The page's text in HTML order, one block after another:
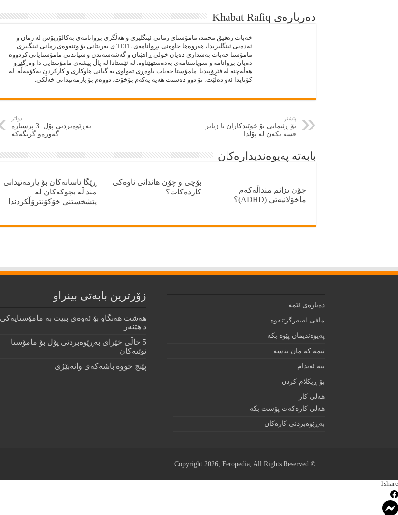
دەربارەى Khabat Rafiq
خه‌بات ره‌فيق محمد، مامۆستاى زمانى ئينگليزى و هه‌ڵگرى بڕوانامه‌ى به‌كالۆريۆس له‌ زمان و
ئه‌ده‌بى ئينگليزيدا، هه‌روه‌ها خاوه‌نى بڕوانامه‌ى TEFL ى به‌ريتانى بۆ وتنه‌وه‌ى زمانى ئينگليزى.
مامۆستا خه‌بات به‌شدارى ده‌يان خولى ڕاهێنان و گه‌شه‌سه‌ندن و شياندنى مامۆستايانى كردووه‌
ده‌يان بڕوانامه‌ و سوپاسنامه‌ى به‌ده‌ستهێناوه‌. له‌ ئێستادا له‌ پاڵ پيشه‌ى مامۆستايى دا وه‌رگێڕو
هه‌ڵه‌چنه‌ له‌ فێرۆپيديا. مامۆستا خه‌بات باوه‌ڕى ته‌واوى به‌ گيانى هاوكارى و كاركردن به‌كۆمه‌ڵه‌. له‌
كۆتايدا ئه‌و ده‌ڵێت: تۆ دوو ده‌ستت هه‌يه‌ يه‌كه‌م بۆخۆت، دووه‌م بۆ يارمه‌تيدانى خه‌ڵكى.
پێشتر
نۆ ڕێنمايى بۆ خوێندکاران تا زیاتر
قسە بکەن لە پۆلدا
دواتر
به‌ڕێوه‌بردنی پۆل: 3 پرسیاره‌
گه‌وره‌و گرنگه‌كه
بابەتە پەيوەنديدارەكان
چۆن بزانم منداڵەکەم
ماخۆلانیەتی (ADHD)؟
بۆچى و چۆن هاندانى ناوه‌كى
كارده‌كات؟
ڕێگا ئاسانەکان بۆ یارمەتیدانی
منداڵە بچوکەکان لە
پێشخستنی خۆکۆنترۆڵکردندا
دەبارەى ئێمە
مافى لەبەرگرتنەوە
په‌يوه‌نديمان پێوه‌ بكه‌‌
تيمه كه مان بناسه
ببه‌ ئه‌ندام
بۆ ڕيكلام كردن
هه‌لی كار
هەلی کارەکەت پۆست بکە
به‌ڕێوه‌بردنى كاره‌كان
زۆرترين بابه‌تى بينراو
هەشت هەنگاو بۆ ئەوەی ببیت بە مامۆستایەکی
داهێنەر
5 خاڵی خێرای به‌ڕێوه‌بردنی پۆل بۆ مامۆستا
نوێیه‌كان
پێنج خووه‌ باشه‌كه‌ی وانه‌بێژی
© Copyright 2026, Feropedia, All Rights Reserved
1share